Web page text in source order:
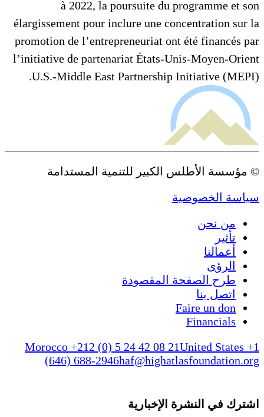
à 2022, la poursuite du programme et son
élargissement pour inclure une concentration sur la
promotion de l’entrepreneuriat ont été financés par
l’initiative de partenariat États-Unis-Moyen-Orient
U.S.-Middle East Partnership Initiative (MEPI).
© مؤسسة الأطلس الكبير للتنمية المستدامة
سياسة الخصوصية
من نحن
تأثير
أعمالنا
الرؤى
طرح الصفحة المقصودة
اتصل بنا
Faire un don
Financials
Morocco +212 (0) 5 24 42 08 21United States +1
(646) 688-2946haf@highatlasfoundation.org
اشترك في النشرة الإخبارية